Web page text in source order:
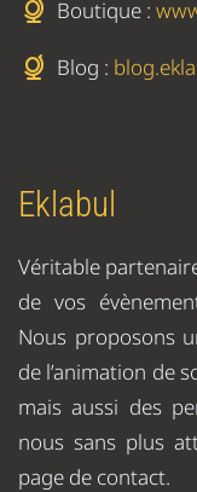
Boutique :
Blog :
Eklabul
Véritable
de vos
Nous proposons
de l’animation de
mais aussi des
nous sans plus
page de contact.